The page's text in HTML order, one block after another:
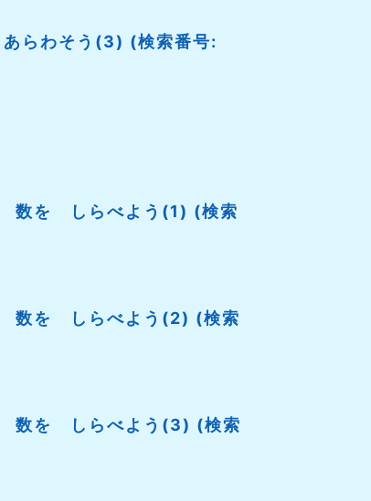
らわそう(3) (検索番号:
を しらべよう(1) (検索
を しらべよう(2) (検索
を しらべよう(3) (検索